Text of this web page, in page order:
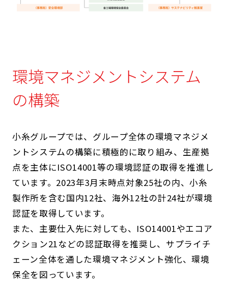
環境マネジメントシステム
の構築
小糸グループでは、グループ全体の環境マネジメ
ントシステムの構築に積極的に取り組み、生産拠
点を主体にISO14001等の環境認証の取得を推進し
ています。2023年3月末時点対象25社の内、小糸
製作所を含む国内12社、海外12社の計24社が環境
認証を取得しています。
また、主要仕入先に対しても、ISO14001やエコア
クション21などの認証取得を推奨し、サプライチ
ェーン全体を通した環境マネジメント強化、環境
保全を図っています。